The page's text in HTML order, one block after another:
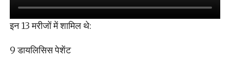
इन 13 मरीजों में शामिल थे:
9 डायलिसिस पेशेंट